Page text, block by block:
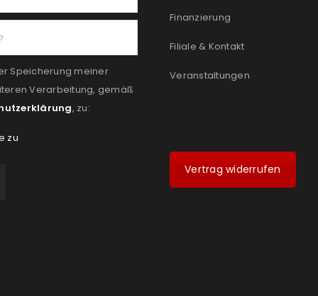
Speicherung meiner
Verarbeitung, gemäß
, zu:
zu
Finanzierung
Filiale & Kontakt
Veranstaltungen
Vertrag widerrufen